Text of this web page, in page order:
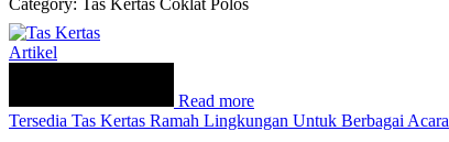
Category: Tas Kertas Coklat Polos
Artikel
Read more
Tersedia Tas Kertas Ramah Lingkungan Untuk Berbagai Acara